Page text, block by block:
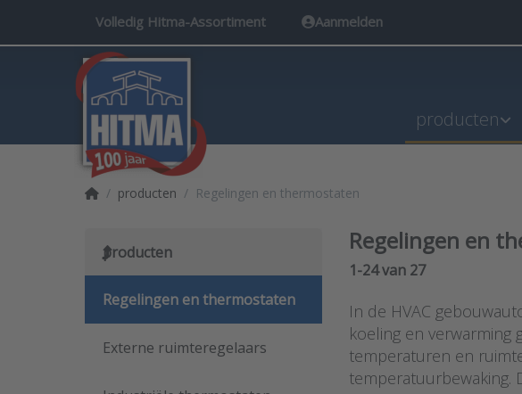
Volledig Hitma-Assortiment Aanmelden
producten
Startpagina
producten Regelingen en thermostaten
producten
Regelingen en thermostaten
Externe ruimteregelaars
Regelingen en
Search results:
1-24van 27
In de HVAC
koeling en
temperaturen en
temperatuurbewaking.